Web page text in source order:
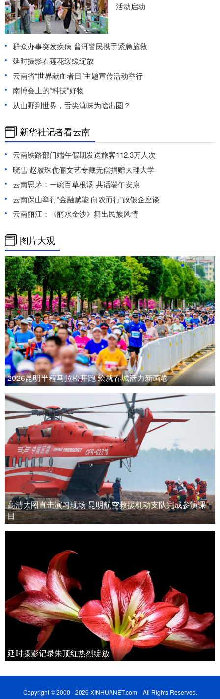
活动启动
群众办事突发疾病 普洱警民携手紧急施救
延时摄影看莲花缓缓绽放
云南省“世界献血者日”主题宣传活动举行
南博会上的“科技”好物
从山野到世界，舌尖滇味为啥出圈？
新华社记者看云南
云南铁路部门端午假期发送旅客112.3万人次
晓雪 赵履珠伉俪文艺专藏无偿捐赠大理大学
云南思茅：一碗百草根汤 共话端午安康
云南保山举行“金融赋能 向农而行”政银企座谈
云南丽江：《丽水金沙》舞出民族风情
图片大观
2026昆明半程马拉松开跑 绘就春城活力新画卷
高清大图直击演习现场 昆明航空救援机动支队完成参演课
目
延时摄影记录朱顶红热烈绽放
Copyright © 2000 - 2026 XINHUANET.com All Rights Reserved.